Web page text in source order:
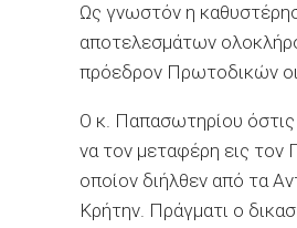
Ως γνωστόν η
αποτελεσμάτων
πρόεδρον Πρωτοδικών
Ο κ. Παπασωτηρίου όστις
να τον μεταφέρη εις τον
οποίον διήλθεν από τα
Κρήτην. Πράγματι ο